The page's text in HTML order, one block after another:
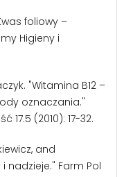
foliowy –
Higieny i
"Witamina B12 –
oznaczania."
17.5 (2010): 17-32.
and
nadzieje." Farm Pol